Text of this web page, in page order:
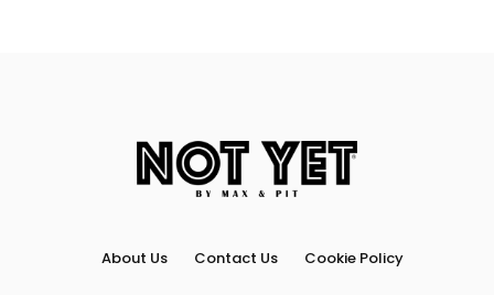
About Us Contact Us Cookie Policy